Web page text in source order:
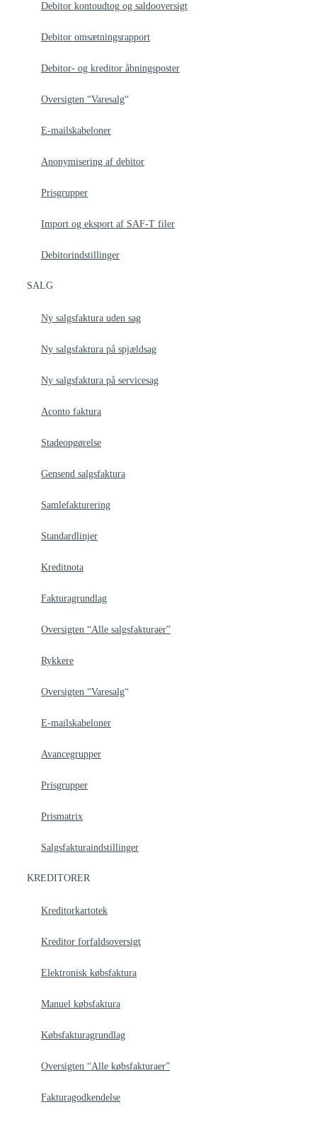
Debitor kontoudtog og saldooversigt
Debitor omsætningsrapport
Debitor- og kreditor åbningsposter
Oversigten “Varesalg“
E-mailskabeloner
Anonymisering af debitor
Prisgrupper
Import og eksport af SAF-T filer
Debitorindstillinger
SALG
Ny salgsfaktura uden sag
Ny salgsfaktura på spjældsag
Ny salgsfaktura på servicesag
Aconto faktura
Stadeopgørelse
Gensend salgsfaktura
Samlefakturering
Standardlinjer
Kreditnota
Fakturagrundlag
Oversigten “Alle salgsfakturaer”
Rykkere
Oversigten “Varesalg“
E-mailskabeloner
Avancegrupper
Prisgrupper
Prismatrix
Salgsfakturaindstillinger
KREDITORER
Kreditorkartotek
Kreditor forfaldsoversigt
Elektronisk købsfaktura
Manuel købsfaktura
Købsfakturagrundlag
Oversigten “Alle købsfakturaer”
Fakturagodkendelse